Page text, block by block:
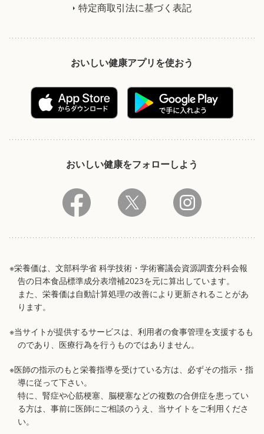
特定商取引法に基づく表記
おいしい健康アプリを使おう
おいしい健康をフォローしよう
※栄養価は、文部科学省 科学技術・学術審議会資源調査分科会報
告の日本食品標準成分表増補2023を元に算出しています。
また、栄養価は自動計算処理の改善により更新されることがあ
ります。
※当サイトが提供するサービスは、利用者の食事管理を支援するも
のであり、医療行為を行うものではありません。
※医師の指示のもと栄養指導を受けている方は、必ずその指示・指
導に従って下さい。
特に、腎症や心筋梗塞、脳梗塞などの複数の合併症を患ってい
る方は、事前に医師にご相談のうえ、当サイトをご利用くださ
い。